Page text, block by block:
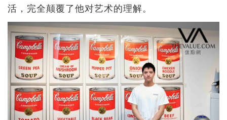
活，完全颠覆了他对艺术的理解。